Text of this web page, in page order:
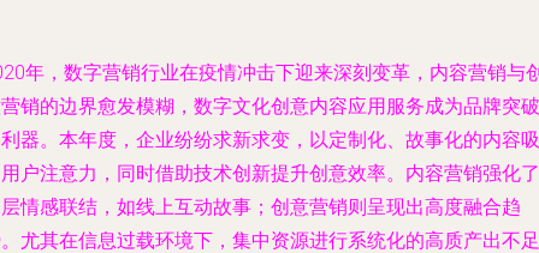
年，数字营销行业在疫情冲击下迎来深刻变革，内容营销与
销的边界愈发模糊，数字文化创意内容应用服务成为品牌突破
器。本年度，企业纷纷求新求变，以定制化、故事化的内容吸
户注意力，同时借助技术创新提升创意效率。内容营销强化了
情感联结，如线上互动故事；创意营销则呈现出高度融合趋
尤其在信息过载环境下，集中资源进行系统化的高质产出不足